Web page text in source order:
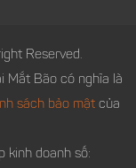
Reserved.
Mắt Bão có nghĩa là
sách bảo mật của
kinh doanh số: